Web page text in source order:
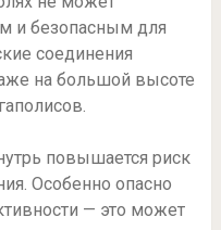
и безопасным для
соединения
на большой высоте
повышается риск
Особенно опасно
— это может